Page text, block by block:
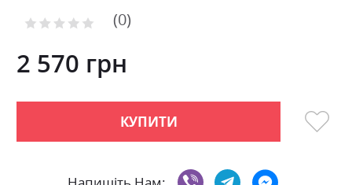
the
of
the
gallery
Рейтинг: 0
2 570 грн
КУПИТИ